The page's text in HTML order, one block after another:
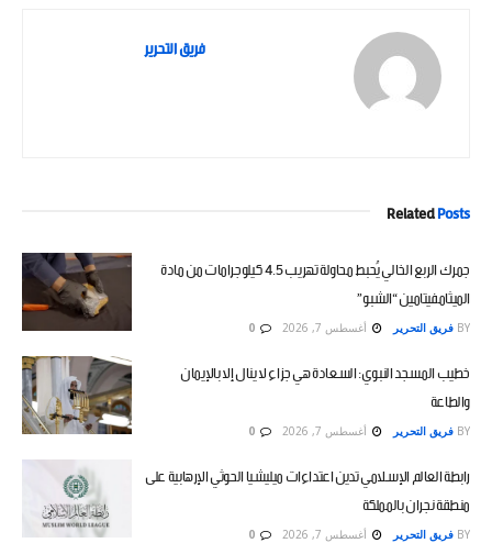
فريق التحرير
RelatedPosts
جمرك الربع الخالي يُحبط محاولة تهريب 4.5 كيلوجرامات من مادة
الميثامفيتامين “الشبو”
BY فريق التحرير أغسطس 7, 2026
خطيب المسجد النبوي: السعادة هي جزاء لا ينال إلا بالإيمان
والطاعة
BY فريق التحرير أغسطس 7, 2026
رابطة العالم الإسلامي تدين اعتداءات ميليشيا الحوثي الإرهابية على
منطقة نجران بالمملكة
BY فريق التحرير أغسطس 7, 2026